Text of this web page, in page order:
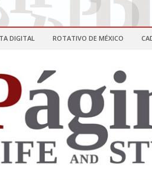
DIGITAL ROTATIVO DE MÉXICO